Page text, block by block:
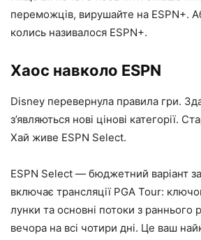
переможців, вирушайте на ESPN+.
колись називалося ESPN+.
Хаос навколо ESPN
Disney перевернула правила гри.
з’являються нові цінові категорії.
Хай живе ESPN Select.
ESPN Select — бюджетний варіант
включає трансляції PGA Tour:
лунки та основні потоки з раннього
вечора на всі чотири дні. Це ваш